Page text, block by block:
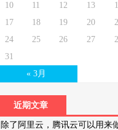
« 3月
10
11 12 13
17
18 19 20
24
25 26 27
31
近期文章
除了阿里云，腾讯云可以用来